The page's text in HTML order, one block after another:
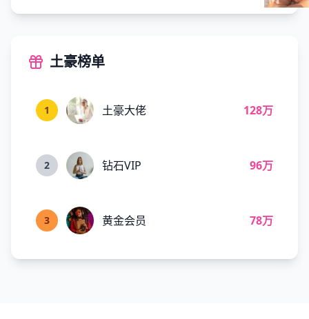
土豪榜单
1 土豪大佬 128万
2 钻石VIP 96万
3 黄金会员 78万